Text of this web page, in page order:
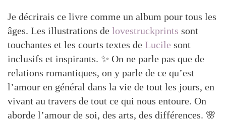
Je décrirais ce livre comme un album pour tous les
âges. Les illustrations de lovestruckprints sont
touchantes et les courts textes de Lucile sont
inclusifs et inspirants. ✨ On ne parle pas que de
relations romantiques, on y parle de ce qu’est
l’amour en général dans la vie de tout les jours, en
vivant au travers de tout ce qui nous entoure. On
aborde l’amour de soi, des arts, des différences. 🌸